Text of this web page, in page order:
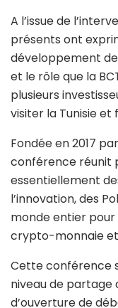
A l’issue de
présents ont
développement de
et le rôle que la
plusieurs
visiter la Tunisie
Fondée en 2017
conférence réunit
essentiellement
l’innovation, des
monde entier
crypto-monnaie et
Cette conférence
niveau de partage
d’ouverture de